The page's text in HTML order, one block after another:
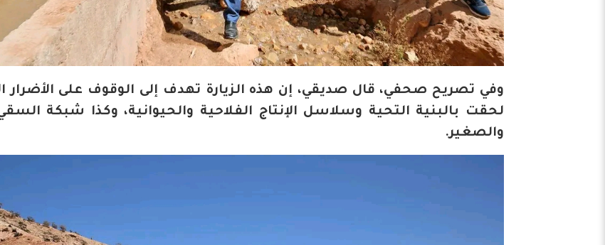
وفي تصريح صحفي، قال صديقي، إن هذه الزيارة تهدف إلى الوقوف على الأضرار
لحقت بالبنية التحية وسلاسل الإنتاج الفلاحية والحيوانية، وكذا شبكة
والصغير.